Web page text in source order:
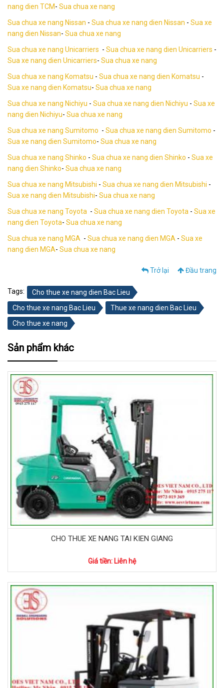
nang dien TCM- Sua chua xe nang
Sua chua xe nang Nissan - Sua chua xe nang dien Nissan - Sua xe
nang dien Nissan- Sua chua xe nang
Sua chua xe nang Unicarriers - Sua chua xe nang dien Unicarriers -
Sua xe nang dien Unicarriers- Sua chua xe nang
Sua chua xe nang Komatsu - Sua chua xe nang dien Komatsu -
Sua xe nang dien Komatsu- Sua chua xe nang
Sua chua xe nang Nichiyu - Sua chua xe nang dien Nichiyu - Sua xe
nang dien Nichiyu- Sua chua xe nang
Sua chua xe nang Sumitomo - Sua chua xe nang dien Sumitomo -
Sua xe nang dien Sumitomo- Sua chua xe nang
Sua chua xe nang Shinko - Sua chua xe nang dien Shinko - Sua xe
nang dien Shinko- Sua chua xe nang
Sua chua xe nang Mitsubishi - Sua chua xe nang dien Mitsubishi -
Sua xe nang dien Mitsubishi- Sua chua xe nang
Sua chua xe nang Toyota - Sua chua xe nang dien Toyota - Sua xe
nang dien Toyota- Sua chua xe nang
Sua chua xe nang MGA - Sua chua xe nang dien MGA - Sua xe
nang dien MGA- Sua chua xe nang
Trở lại Đầu trang
Tags:
Cho thue xe nang dien Bac Lieu
Cho thue xe nang Bac Lieu
Thue xe nang dien Bac Lieu
Cho thue xe nang
Sản phẩm khác
CHO THUE XE NANG TAI KIEN GIANG
Giá tiền: Liên hệ